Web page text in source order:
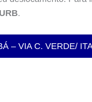
.
– VIA C. VERDE/